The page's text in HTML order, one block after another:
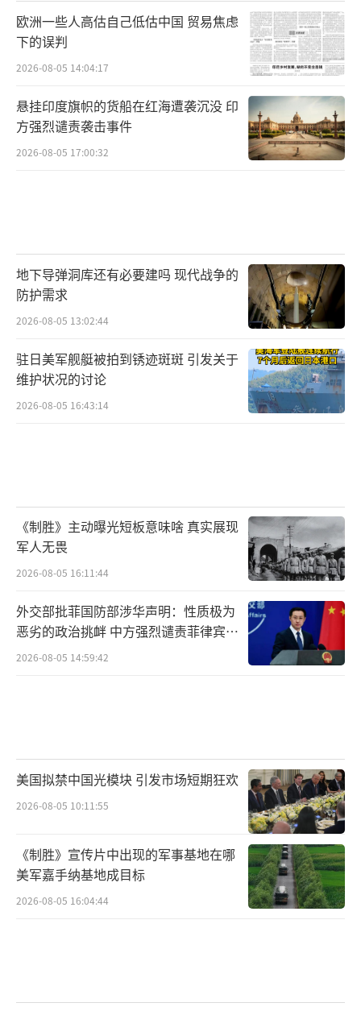
欧洲一些人高估自己低估中国 贸易焦虑
下的误判
2026-08-05 14:04:17
悬挂印度旗帜的货船在红海遭袭沉没 印
方强烈谴责袭击事件
2026-08-05 17:00:32
地下导弹洞库还有必要建吗 现代战争的
防护需求
2026-08-05 13:02:44
驻日美军舰艇被拍到锈迹斑斑 引发关于
维护状况的讨论
2026-08-05 16:43:14
《制胜》主动曝光短板意味啥 真实展现
军人无畏
2026-08-05 16:11:44
外交部批菲国防部涉华声明：性质极为
恶劣的政治挑衅 中方强烈谴责菲律宾行
为
2026-08-05 14:59:42
美国拟禁中国光模块 引发市场短期狂欢
2026-08-05 10:11:55
《制胜》宣传片中出现的军事基地在哪
美军嘉手纳基地成目标
2026-08-05 16:04:44